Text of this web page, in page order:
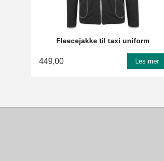
Fleecejakke til taxi uniform
449,00 Les mer